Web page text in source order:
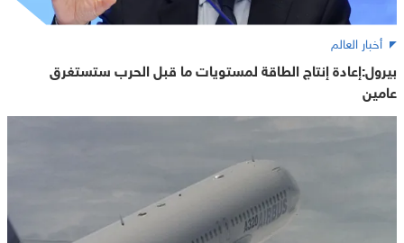
أخبار العالم
بيرول:إعادة إنتاج الطاقة لمستويات ما قبل الحرب ستستغرق
عامين